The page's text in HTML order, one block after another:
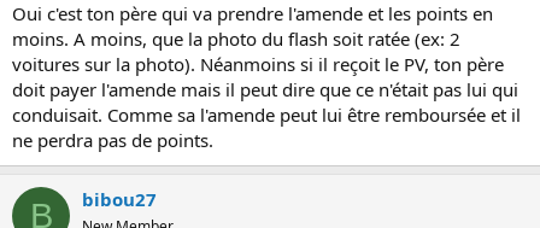
Oui c'est ton père qui va prendre l'amende et les points en
moins. A moins, que la photo du flash soit ratée (ex: 2
voitures sur la photo). Néanmoins si il reçoit le PV, ton père
doit payer l'amende mais il peut dire que ce n'était pas lui qui
conduisait. Comme sa l'amende peut lui être remboursée et il
ne perdra pas de points.
B bibou27